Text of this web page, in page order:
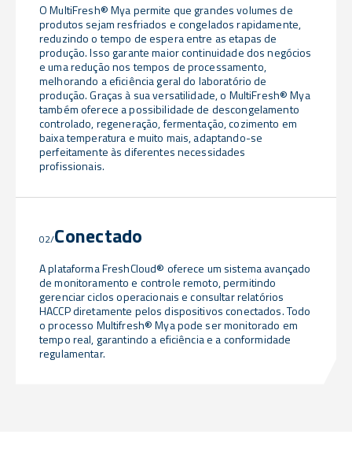
O MultiFresh® Mya permite que grandes volumes de
produtos sejam resfriados e congelados rapidamente,
reduzindo o tempo de espera entre as etapas de
produção. Isso garante maior continuidade dos negócios
e uma redução nos tempos de processamento,
melhorando a eficiência geral do laboratório de
produção. Graças à sua versatilidade, o MultiFresh® Mya
também oferece a possibilidade de descongelamento
controlado, regeneração, fermentação, cozimento em
baixa temperatura e muito mais, adaptando-se
perfeitamente às diferentes necessidades
profissionais.
02/Conectado
A plataforma FreshCloud® oferece um sistema avançado
de monitoramento e controle remoto, permitindo
gerenciar ciclos operacionais e consultar relatórios
HACCP diretamente pelos dispositivos conectados. Todo
o processo Multifresh® Mya pode ser monitorado em
tempo real, garantindo a eficiência e a conformidade
regulamentar.